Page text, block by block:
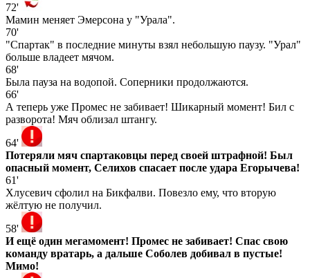
72'
Мамин меняет Эмерсона у "Урала".
70'
"Спартак" в последние минуты взял небольшую паузу. "Урал"
больше владеет мячом.
68'
Была пауза на водопой. Соперники продолжаются.
66'
А теперь уже Промес не забивает! Шикарный момент! Бил с
разворота! Мяч облизал штангу.
64'
Потеряли мяч спартаковцы перед своей штрафной! Был
опасный момент, Селихов спасает после удара Егорычева!
61'
Хлусевич сфолил на Бикфалви. Повезло ему, что вторую
жёлтую не получил.
58'
И ещё один мегамомент! Промес не забивает! Спас свою
команду вратарь, а дальше Соболев добивал в пустые!
Мимо!